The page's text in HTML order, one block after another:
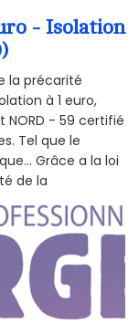
- Isolation
la précarité
à 1 euro,
- 59 certifié
Tel que le
Grâce a la loi
de la